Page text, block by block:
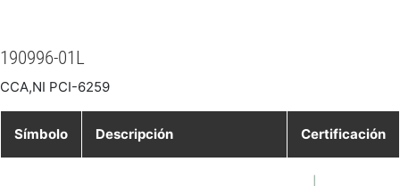
190996-01L
CCA,NI PCI-6259
Símbolo Descripción Certificación